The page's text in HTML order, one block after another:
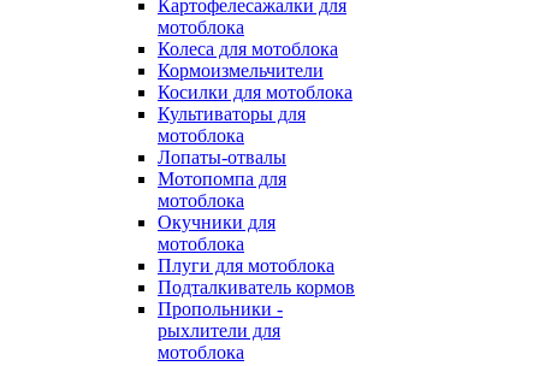
Картофелесажалки для
мотоблока
Колеса для мотоблока
Кормоизмельчители
Косилки для мотоблока
Культиваторы для
мотоблока
Лопаты-отвалы
Мотопомпа для
мотоблока
Окучники для
мотоблока
Плуги для мотоблока
Подталкиватель кормов
Пропольники -
рыхлители для
мотоблока